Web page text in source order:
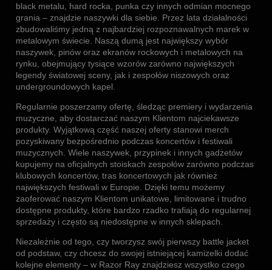
black metalu, hard rocka, punka czy innych odmian mocnego
grania – znajdzie naszywki dla siebie. Przez lata działalności
zbudowaliśmy jedną z najbardziej rozpoznawalnych marek w
metalowym świecie. Naszą dumą jest największy wybór
naszywek, pinów oraz ekranów rockowych i metalowych na
rynku, obejmujący tysiące wzorów zarówno największych
legendy światowej sceny, jak i zespołów niszowych oraz
undergroundowych kapel.
Regularnie poszerzamy ofertę, śledząc premiery i wydarzenia
muzyczne, aby dostarczać naszym Klientom najciekawsze
produkty. Wyjątkową część naszej oferty stanowi merch
pozyskiwany bezpośrednio podczas koncertów i festiwali
muzycznych. Wiele naszywek, przypinek i innych gadżetów
kupujemy na oficjalnych stoiskach zespołów zarówno podczas
klubowych koncertów, tras koncertowych jak również
największych festiwali w Europie. Dzięki temu możemy
zaoferować naszym Klientom unikatowe, limitowane i trudno
dostępne produkty, które bardzo rzadko trafiają do regularnej
sprzedaży i często są niedostępne w innych sklepach.
Niezależnie od tego, czy tworzysz swój pierwszy battle jacket
od podstaw, czy chcesz do swojej istniejącej kamizelki dodać
kolejne elementy – w Razor Ray znajdziesz wszystko czego